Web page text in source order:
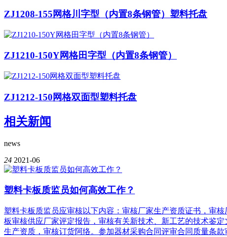
ZJ1208-155网格川字型（内置8条钢管）塑料托盘
ZJ1210-150Y网格田字型（内置8条钢管）
ZJ1212-150网格双面型塑料托盘
相关新闻
news
24 2021-06
塑料卡板质监员如何高效工作？
塑料卡板质监员应审核以下内容：审核厂家生产资质证书，审
板审核供应厂家评定报告，审核有关新技术、新工艺的技术鉴
生产资质，审核订货阿络。参加器材采购合同评审合同质量条